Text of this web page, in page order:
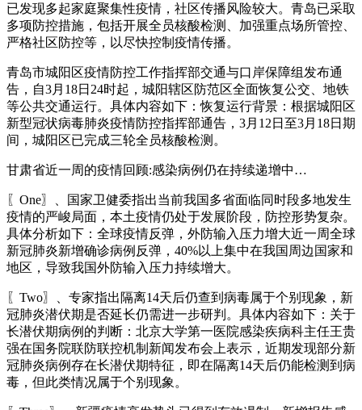
已发现多起家庭聚集性疫情，社区传播风险较大。青岛已采取
多项防控措施，包括开展全员核酸检测、加强重点场所管控、
严格社区防控等，以尽快控制疫情传播。
青岛市城阳区疫情防控工作指挥部交通与口岸保障组发布通
告，自3月18日24时起，城阳辖区防范区全面恢复公交、地铁
等公共交通运行。具体内容如下：恢复运行背景：根据城阳区
新型冠状病毒肺炎疫情防控指挥部通告，3月12日至3月18日期
间，城阳区已完成三轮全员核酸检测。
甘肃省近一周的疫情回顾:感染病例仍在持续递增中…
〖One〗、国家卫健委指出当前我国多省面临同时段多地发生
疫情的严峻局面，本土疫情仍处于发展阶段，防控形势复杂。
具体分析如下：全球疫情反弹，外防输入压力增大近一周全球
新冠肺炎新增确诊病例反弹，40%以上集中在我国周边国家和
地区，导致我国外防输入压力持续增大。
〖Two〗、专家指出隔离14天后仍查到病毒属于个别现象，新
冠肺炎潜伏期是否延长仍需进一步研判。具体内容如下：关于
长潜伏期病例的判断：北京大学第一医院感染疾病科主任王贵
强在国务院联防联控机制新闻发布会上表示，近期发现部分新
冠肺炎病例存在长潜伏期特征，即在隔离14天后仍能检测到病
毒，但此类情况属于个别现象。